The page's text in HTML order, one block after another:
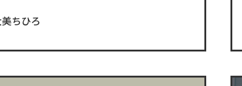
ちひろ